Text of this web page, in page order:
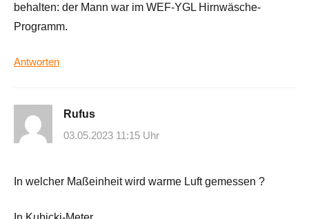
behalten: der Mann war im WEF-YGL Hirnwäsche-
Programm.
Antworten
Rufus
03.05.2023 11:15 Uhr
In welcher Maßeinheit wird warme Luft gemessen ?